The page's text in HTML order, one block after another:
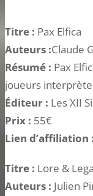
Titre : Pax Elfica
Auteurs :Claude
Résumé : Pax
joueurs
Éditeur : Les XII
Prix : 55€
Lien d’affiliation :
Titre : Lore &
Auteurs : Julien